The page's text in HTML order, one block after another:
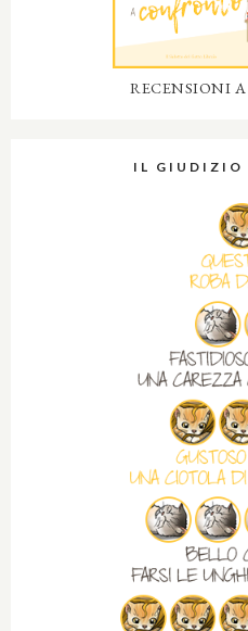
RECENSIONI
IL GIUDIZIO